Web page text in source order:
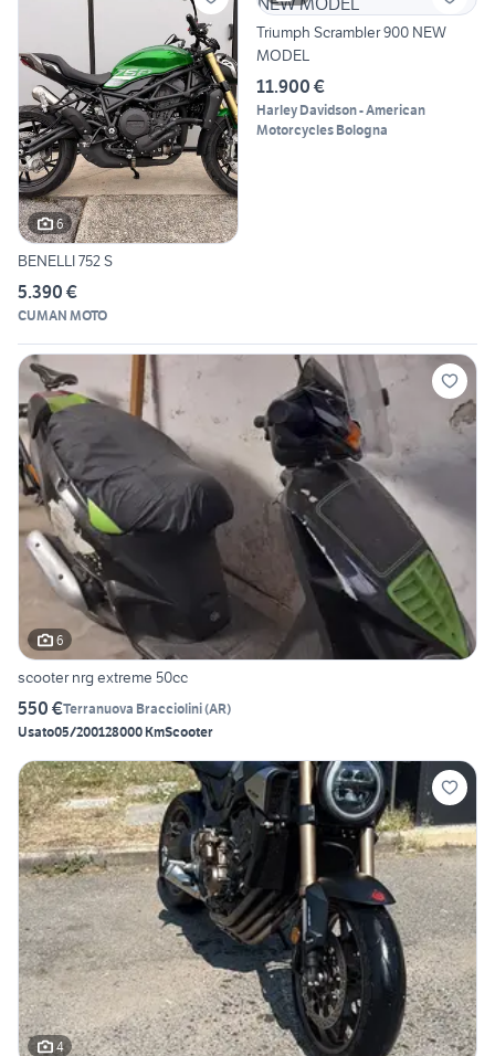
6
BENELLI 752 S
5.390 €
CUMAN MOTO
Triumph Scrambler 900 NEW
MODEL
11.900 €
Harley Davidson - American
Motorcycles Bologna
6
scooter nrg extreme 50cc
550 €Terranuova Bracciolini(AR)
Usato05/200128000 KmScooter
4